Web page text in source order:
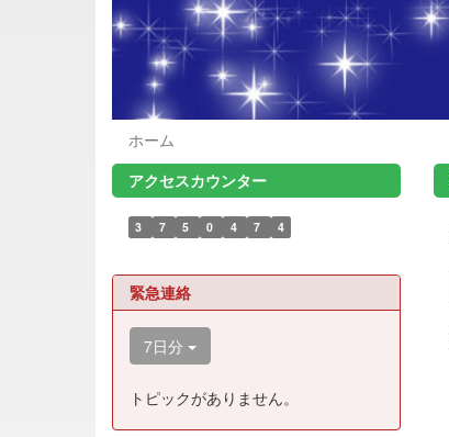
ホーム
アクセスカウンター
3 7 5 0 4 7 4
緊急連絡
7日分
トピックがありません。